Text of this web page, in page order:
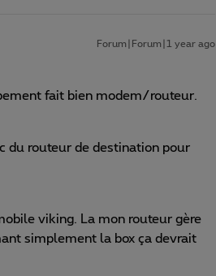
Forum|Forum|1 year ago
fait bien modem/routeur.
du routeur de destination pour
viking. La mon routeur gère
simplement la box ça devrait